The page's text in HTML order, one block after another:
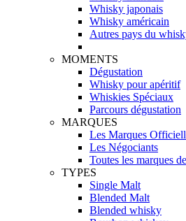
Whisky japonais
Whisky américain
Autres pays du
MOMENTS
Dégustation
Whisky pour apéritif
Whiskies Spéciaux
Parcours dégustation
MARQUES
Les Marques
Les Négociants
Toutes les marques
TYPES
Single Malt
Blended Malt
Blended whisky